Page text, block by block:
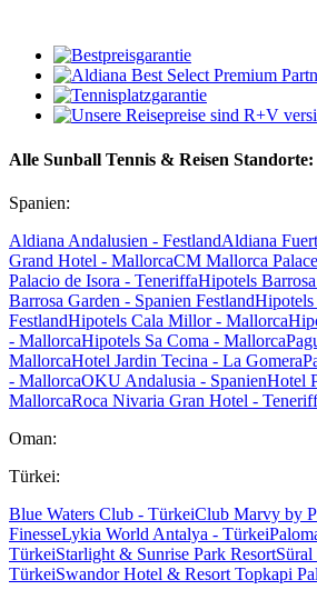
Alle Sunball Tennis & Reisen Standorte:
Spanien:
Aldiana Andalusien - FestlandAldiana
Grand Hotel - MallorcaCM Mallorca
Palacio de Isora - TeneriffaHipotels
Barrosa Garden - Spanien FestlandHipotels
FestlandHipotels Cala Millor - Mallorca
- MallorcaHipotels Sa Coma - Mallorca
MallorcaHotel Jardin Tecina - La Gomera
- MallorcaOKU Andalusia - SpanienHotel
MallorcaRoca Nivaria Gran Hotel -
Oman:
Türkei:
Blue Waters Club - TürkeiClub Marvy by
FinesseLykia World Antalya - Türkei
TürkeiStarlight & Sunrise Park ResortSüral
TürkeiSwandor Hotel & Resort Topkapi